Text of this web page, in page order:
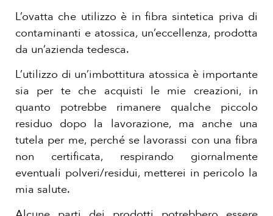
L’ovatta che utilizzo è in fibra sintetica priva di
contaminanti e atossica, un’eccellenza, prodotta
da un’azienda tedesca.
L’utilizzo di un’imbottitura atossica è importante
sia per te che acquisti le mie creazioni, in
quanto potrebbe rimanere qualche piccolo
residuo dopo la lavorazione, ma anche una
tutela per me, perché se lavorassi con una fibra
non certificata, respirando giornalmente
eventuali polveri/residui, metterei in pericolo la
mia salute.